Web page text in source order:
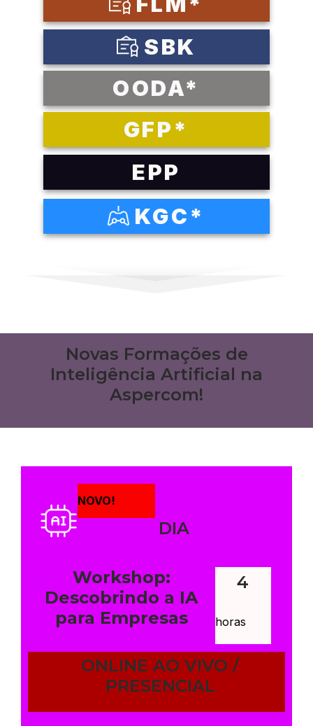
SBK
OODA*
GFP*
EPP
KGC*
Novas Formações de
Inteligência Artificial na
Aspercom!
NOVO!
DIA
Workshop:
Descobrindo a IA
para Empresas
4
horas
ONLINE AO VIVO /
PRESENCIAL